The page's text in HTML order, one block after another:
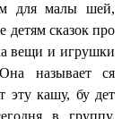
для малы шей,
детям сказок про
вещи и игрушки
называет ся
эту кашу, бу дет
в группу,